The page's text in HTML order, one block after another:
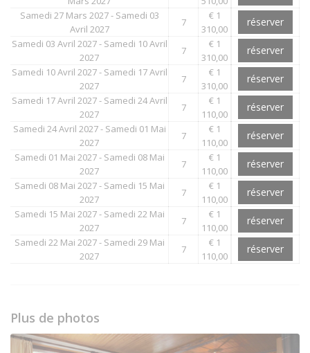
Samedi 27 Mars 2027 - Samedi 03
Avril 2027
7
€ 1
310,00
réserver
Samedi 03 Avril 2027 - Samedi 10 Avril
2027
7
€ 1
310,00
réserver
Samedi 10 Avril 2027 - Samedi 17 Avril
2027
7
€ 1
310,00
réserver
Samedi 17 Avril 2027 - Samedi 24 Avril
2027
7
€ 1
110,00
réserver
Samedi 24 Avril 2027 - Samedi 01 Mai
2027
7
€ 1
110,00
réserver
Samedi 01 Mai 2027 - Samedi 08 Mai
2027
7
€ 1
110,00
réserver
Samedi 08 Mai 2027 - Samedi 15 Mai
2027
7
€ 1
110,00
réserver
Samedi 15 Mai 2027 - Samedi 22 Mai
2027
7
€ 1
110,00
réserver
Samedi 22 Mai 2027 - Samedi 29 Mai
2027
7
€ 1
110,00
réserver
Plus de photos